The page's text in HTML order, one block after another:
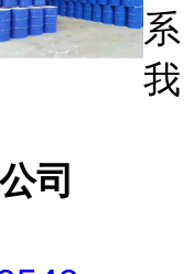
系
我
司